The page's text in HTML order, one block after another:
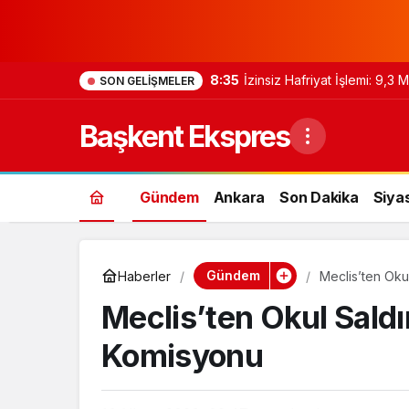
SON GELIŞMELER 8:35 İzinsiz Hafriyat İşlemi: 9,3
Başkent Ekspres
Gündem Ankara Son Dakika
Haberler Gündem Meclis’ten
Meclis’ten Okul
Komisyonu